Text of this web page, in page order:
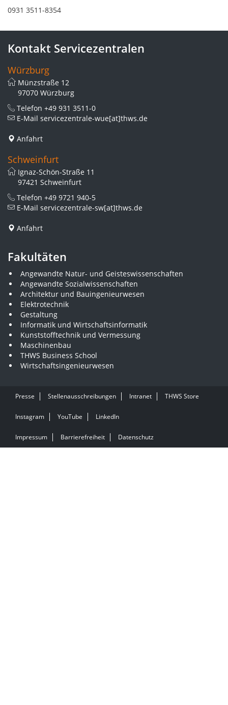
0931 3511-8354
Kontakt Servicezentralen
Würzburg
Münzstraße 12
97070 Würzburg
Telefon +49 931 3511-0
E-Mail servicezentrale-wue[at]thws.de
Anfahrt
Schweinfurt
Ignaz-Schön-Straße 11
97421 Schweinfurt
Telefon +49 9721 940-5
E-Mail servicezentrale-sw[at]thws.de
Anfahrt
Fakultäten
Angewandte Natur- und Geisteswissenschaften
Angewandte Sozialwissenschaften
Architektur und Bauingenieurwesen
Elektrotechnik
Gestaltung
Informatik und Wirtschaftsinformatik
Kunststofftechnik und Vermessung
Maschinenbau
THWS Business School
Wirtschaftsingenieurwesen
Presse Stellenausschreibungen Intranet THWS Store
Instagram YouTube LinkedIn
Impressum Barrierefreiheit Datenschutz